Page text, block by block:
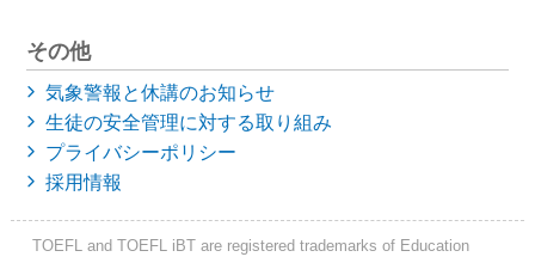
その他
気象警報と休講のお知らせ
生徒の安全管理に対する取り組み
プライバシーポリシー
採用情報
TOEFL and TOEFL iBT are registered trademarks of Education